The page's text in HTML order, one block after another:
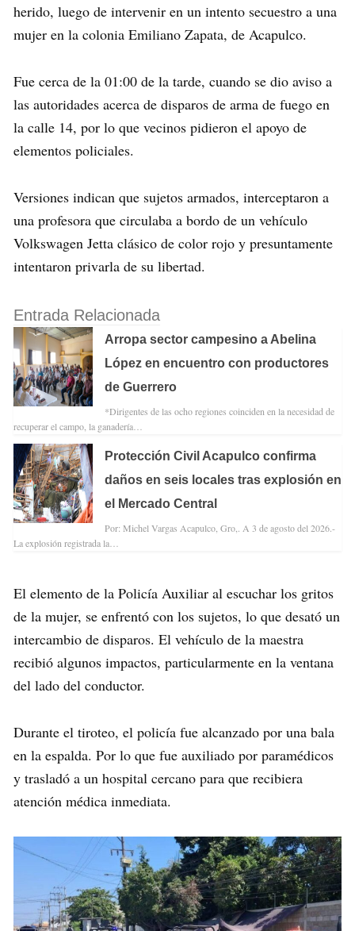
herido, luego de intervenir en un intento secuestro a una
mujer en la colonia Emiliano Zapata, de Acapulco.
Fue cerca de la 01:00 de la tarde, cuando se dio aviso a
las autoridades acerca de disparos de arma de fuego en
la calle 14, por lo que vecinos pidieron el apoyo de
elementos policiales.
Versiones indican que sujetos armados, interceptaron a
una profesora que circulaba a bordo de un vehículo
Volkswagen Jetta clásico de color rojo y presuntamente
intentaron privarla de su libertad.
Entrada Relacionada
Arropa sector campesino a Abelina
López en encuentro con productores
de Guerrero
*Dirigentes de las ocho regiones coinciden en la necesidad de
recuperar el campo, la ganadería…
Protección Civil Acapulco confirma
daños en seis locales tras explosión en
el Mercado Central
Por: Michel Vargas Acapulco, Gro,. A 3 de agosto del 2026.-
La explosión registrada la…
El elemento de la Policía Auxiliar al escuchar los gritos
de la mujer, se enfrentó con los sujetos, lo que desató un
intercambio de disparos. El vehículo de la maestra
recibió algunos impactos, particularmente en la ventana
del lado del conductor.
Durante el tiroteo, el policía fue alcanzado por una bala
en la espalda. Por lo que fue auxiliado por paramédicos
y trasladó a un hospital cercano para que recibiera
atención médica inmediata.